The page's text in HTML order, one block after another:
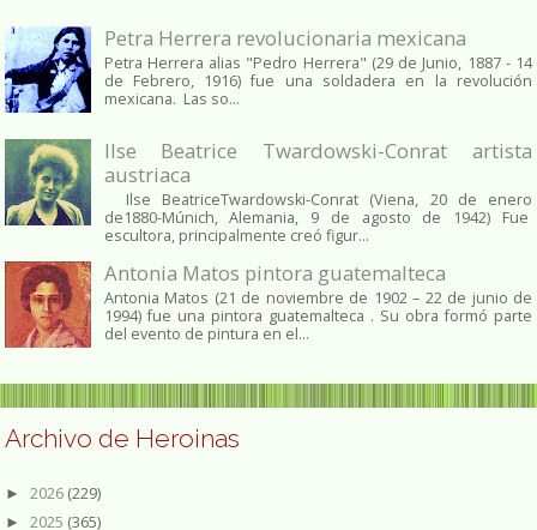
Petra Herrera revolucionaria mexicana
Petra Herrera alias "Pedro Herrera" (29 de Junio, 1887 - 14
de Febrero, 1916) fue una soldadera en la revolución
mexicana. Las so...
Ilse Beatrice Twardowski-Conrat artista
austriaca
Ilse BeatriceTwardowski-Conrat (Viena, 20 de enero
de1880-Múnich, Alemania, 9 de agosto de 1942) Fue
escultora, principalmente creó figur...
Antonia Matos pintora guatemalteca
Antonia Matos (21 de noviembre de 1902 – 22 de junio de
1994) fue una pintora guatemalteca . Su obra formó parte
del evento de pintura en el...
Archivo de Heroinas
► 2026 (229)
► 2025 (365)